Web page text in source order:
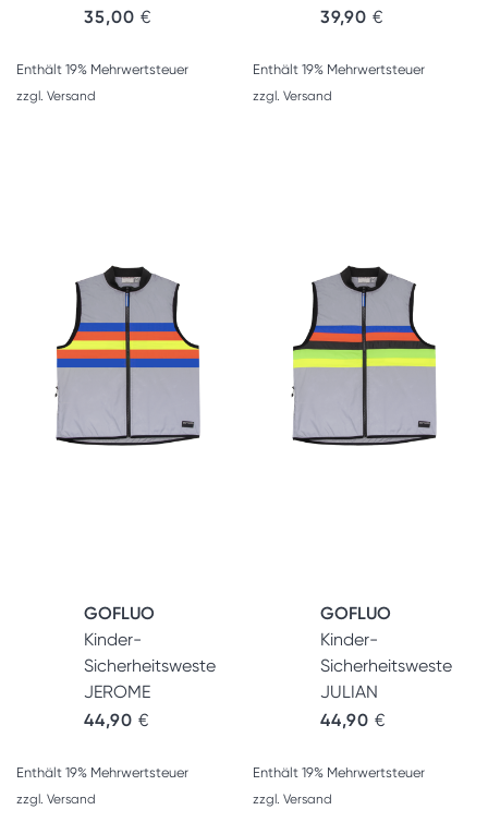
35,00 €
Enthält 19% Mehrwertsteuer
zzgl. Versand
39,90 €
Enthält 19% Mehrwertsteuer
zzgl. Versand
GOFLUO
Kinder-
Sicherheitsweste
JEROME
44,90 €
Enthält 19% Mehrwertsteuer
zzgl. Versand
GOFLUO
Kinder-
Sicherheitsweste
JULIAN
44,90 €
Enthält 19% Mehrwertsteuer
zzgl. Versand